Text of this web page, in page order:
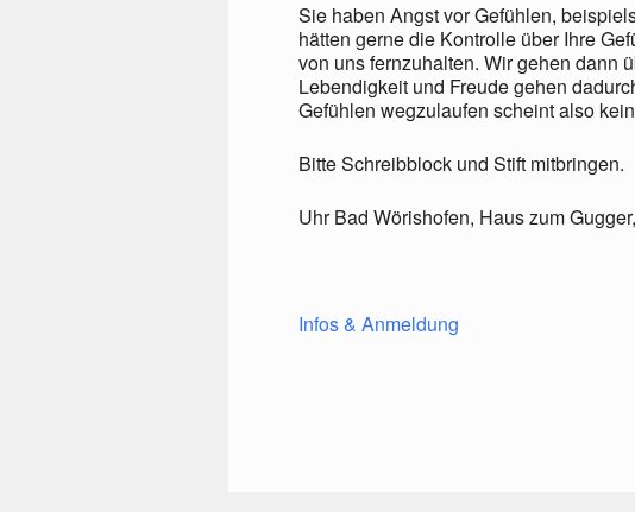
Sie haben Angst vor Gefühlen,
hätten gerne die Kontrolle über Ihre
von uns fernzuhalten. Wir gehen dann
Lebendigkeit und Freude gehen
Gefühlen wegzulaufen scheint also
Bitte Schreibblock und Stift mitbringen.
Uhr Bad Wörishofen, Haus zum
Infos & Anmeldung